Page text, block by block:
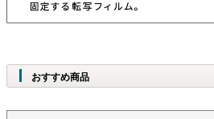
おすすめ商品